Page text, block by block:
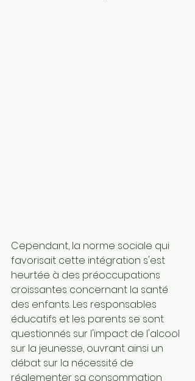
Cependant, la norme sociale qui
favorisait cette intégration s'est
heurtée à des préoccupations
croissantes concernant la santé
des enfants. Les responsables
éducatifs et les parents se sont
questionnés sur l'impact de l'alcool
sur la jeunesse, ouvrant ainsi un
débat sur la nécessité de
réglementer sa consommation